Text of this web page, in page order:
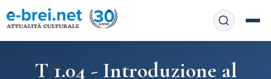
T 1.04 - Introduzione al